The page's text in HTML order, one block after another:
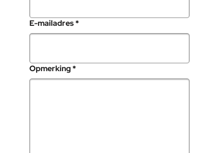
E-mailadres*
Opmerking*